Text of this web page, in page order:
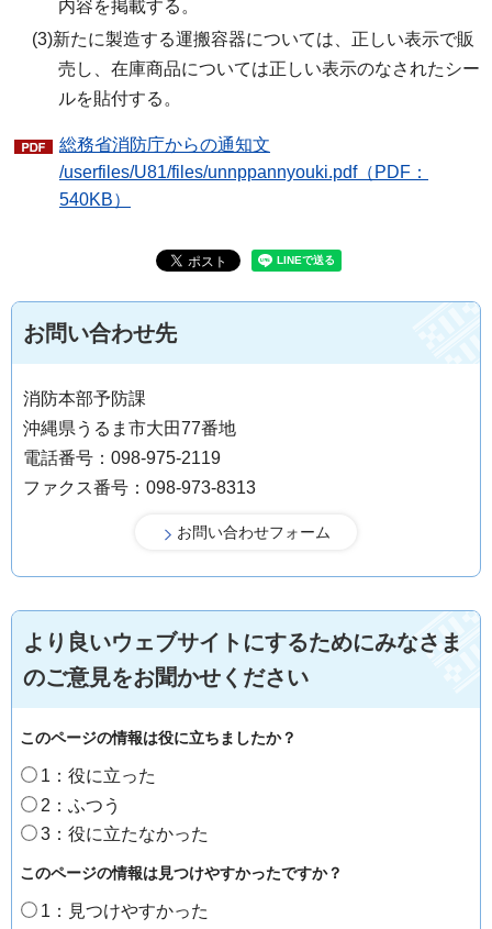
内容を掲載する。
(3)新たに製造する運搬容器については、正しい表示で販
売し、在庫商品については正しい表示のなされたシー
ルを貼付する。
総務省消防庁からの通知文
/userfiles/U81/files/unnppannyouki.pdf（PDF：
540KB）
お問い合わせ先
消防本部予防課
沖縄県うるま市大田77番地
電話番号：098-975-2119
ファクス番号：098-973-8313
より良いウェブサイトにするためにみなさま
のご意見をお聞かせください
このページの情報は役に立ちましたか？
1：役に立った
2：ふつう
3：役に立たなかった
このページの情報は見つけやすかったですか？
1：見つけやすかった